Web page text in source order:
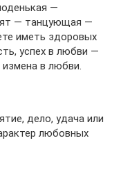
—
— танцующая —
иметь здоровых
успех в любви —
в любви.
дело, удача или
любовных